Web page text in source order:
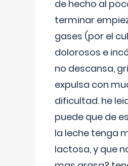
de hecho al
terminar
gases (por el
dolorosos e
no descansa,
expulsa con
dificultad. he
puede que de
la leche tenga
lactosa, y que